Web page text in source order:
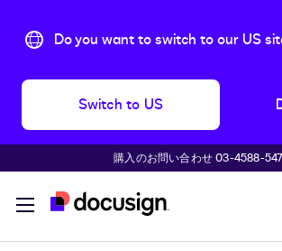
Do you want to switch to our US
Switch to US
購入のお問い合わせ 03-4588-